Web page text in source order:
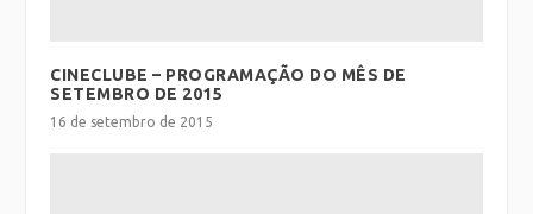
CINECLUBE – PROGRAMAÇÃO DO MÊS DE
SETEMBRO DE 2015
16 de setembro de 2015